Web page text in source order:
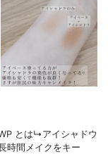
とは↳アイシャドウ
時間メイクをキー